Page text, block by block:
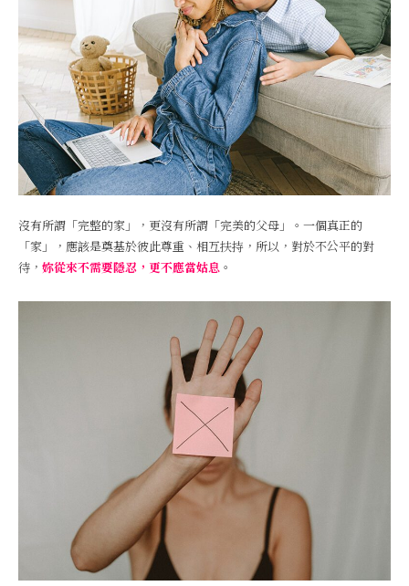
沒有所謂「完整的家」，更沒有所謂「完美的父母」。一個真正的
「家」，應該是奠基於彼此尊重、相互扶持，所以，對於不公平的對
待， 妳從來不需要隱忍，更不應當姑息 。